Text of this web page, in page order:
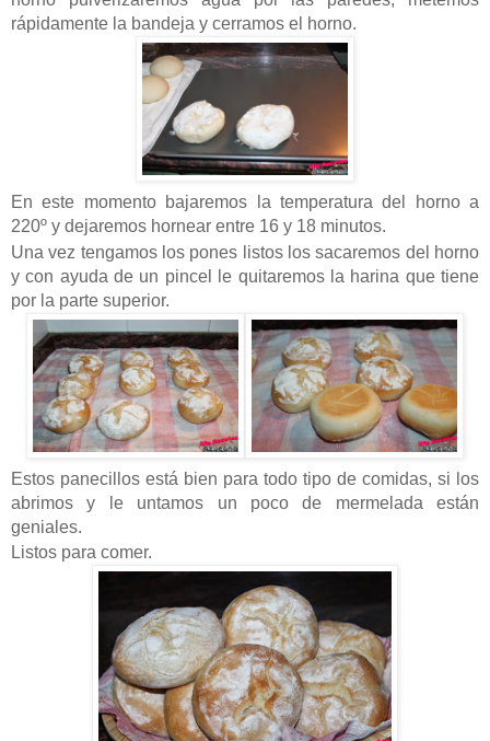
rápidamente la bandeja y cerramos el horno.
En este momento bajaremos la temperatura del horno a
220º y dejaremos hornear entre 16 y 18 minutos.
Una vez tengamos los pones listos los sacaremos del horno
y con ayuda de un pincel le quitaremos la harina que tiene
por la parte superior.
Estos panecillos está bien para todo tipo de comidas, si los
abrimos y le untamos un poco de mermelada están
geniales.
Listos para comer.